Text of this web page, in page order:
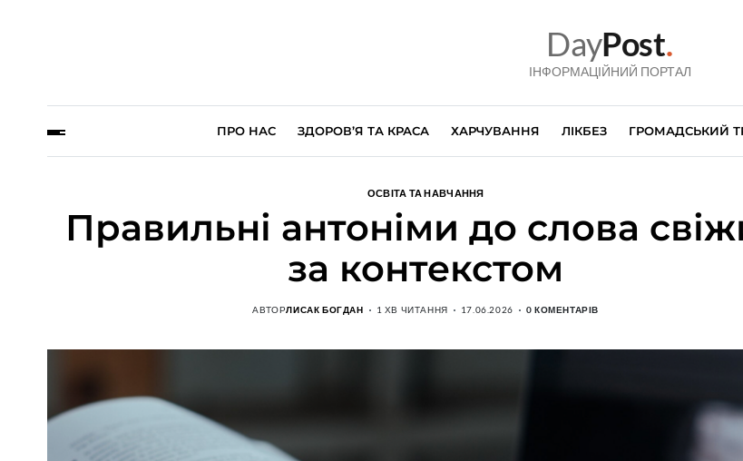
DayPost.
ІНФОРМАЦІЙНИЙ ПОРТАЛ
ПРО НАС ЗДОРОВ’Я ТА КРАСА ХАРЧУВАННЯ ЛІКБЕЗ ГРОМАДСЬКИЙ
ОСВІТА ТА НАВЧАННЯ
Правильні антоніми до слова
за контекстом
АВТОРЛИСАК БОГДАН 1 ХВ ЧИТАННЯ 17.06.2026 0 КОМЕНТАРІВ